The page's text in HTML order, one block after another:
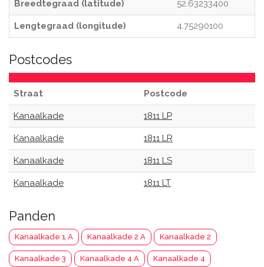
Breedtegraad (latitude) 52.63233400
Lengtegraad (longitude) 4.75290100
Postcodes
Straat Postcode
Kanaalkade 1811 LP
Kanaalkade 1811 LR
Kanaalkade 1811 LS
Kanaalkade 1811 LT
Panden
Kanaalkade 1 A Kanaalkade 2 A Kanaalkade 2
Kanaalkade 3 Kanaalkade 4 A Kanaalkade 4